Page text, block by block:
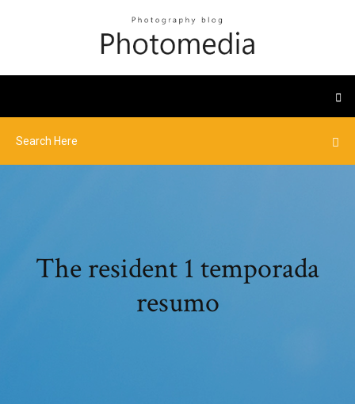
The resident 1 temporada
resumo